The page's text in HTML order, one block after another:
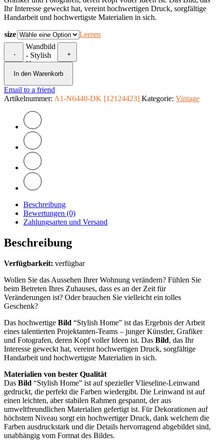
Ihr Interesse geweckt hat, vereint hochwertigen Druck, sorgfältige
Handarbeit und hochwertigste Materialien in sich.
size Leeren
-
Wandbild
- Stylish
Home
Menge
+
In den Warenkorb
Email to a friend
Artikelnummer: A1-N6440-DK [12124423] Kategorie: Vintage
Beschreibung
Bewertungen (0)
Zahlungsarten und Versand
Beschreibung
Verfügbarkeit: verfügbar
Wollen Sie das Aussehen Ihrer Wohnung verändern? Fühlen Sie
beim Betreten Ihres Zuhauses, dass es an der Zeit für
Veränderungen ist? Oder brauchen Sie vielleicht ein tolles
Geschenk?
Das hochwertige Bild “Stylish Home” ist das Ergebnis der Arbeit
eines talentierten Projektanten-Teams – junger Künstler, Grafiker
und Fotografen, deren Kopf voller Ideen ist. Das Bild, das Ihr
Interesse geweckt hat, vereint hochwertigen Druck, sorgfältige
Handarbeit und hochwertigste Materialien in sich.
Materialien von bester Qualität
Das Bild “Stylish Home” ist auf spezieller Vlieseline-Leinwand
gedruckt, die perfekt die Farben wiedergibt. Die Leinwand ist auf
einen leichten, aber stabilen Rahmen gespannt, der aus
umweltfreundlichen Materialien gefertigt ist. Für Dekorationen auf
höchstem Niveau sorgt ein hochwertiger Druck, dank welchem die
Farben ausdruckstark und die Details hervorragend abgebildet sind,
unabhängig vom Format des Bildes.